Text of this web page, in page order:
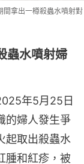
拿出一樽殺蟲水噴射對
蟲水噴射婦
年5月25日
的婦人發生爭
起取出殺蟲水
腫和紅疹，被